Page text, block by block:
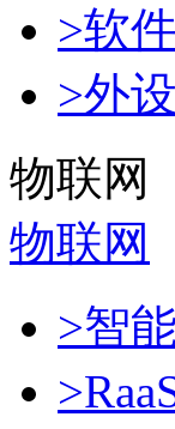
>软
>外
物联网
物联网
>智